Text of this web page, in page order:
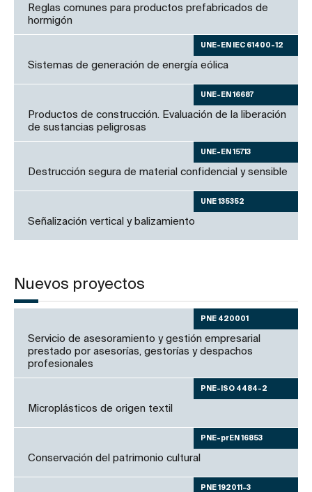
Reglas comunes para productos prefabricados de
hormigón
UNE-EN IEC 61400-12
Sistemas de generación de energía eólica
UNE-EN 16687
Productos de construcción. Evaluación de la liberación
de sustancias peligrosas
UNE-EN 15713
Destrucción segura de material confidencial y sensible
UNE 135352
Señalización vertical y balizamiento
Nuevos proyectos
PNE 420001
Servicio de asesoramiento y gestión empresarial
prestado por asesorías, gestorías y despachos
profesionales
PNE-ISO 4484-2
Microplásticos de origen textil
PNE-prEN 16853
Conservación del patrimonio cultural
PNE 192011-3